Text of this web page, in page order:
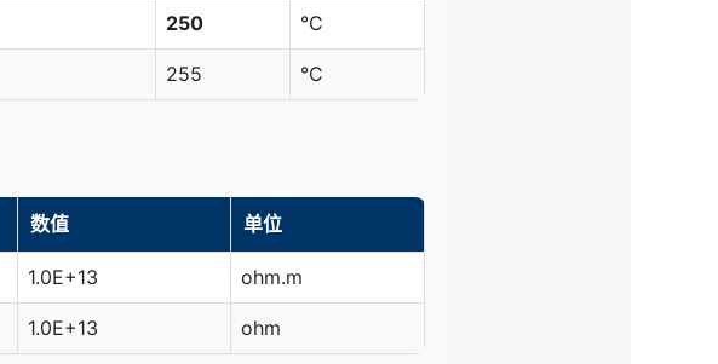
250 °C
255 °C
数值 单位
1.0E+13 ohm.m
1.0E+13 ohm